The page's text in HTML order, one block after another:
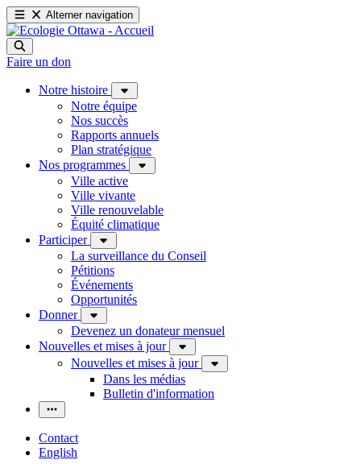
Alterner navigation
Faire un don
Notre histoire
Notre équipe
Nos succès
Rapports annuels
Plan stratégique
Nos programmes
Ville active
Ville vivante
Ville renouvelable
Équité climatique
Participer
La surveillance du Conseil
Pétitions
Événements
Opportunités
Donner
Devenez un donateur mensuel
Nouvelles et mises à jour
Nouvelles et mises à jour
Dans les médias
Bulletin d'information
Contact
English